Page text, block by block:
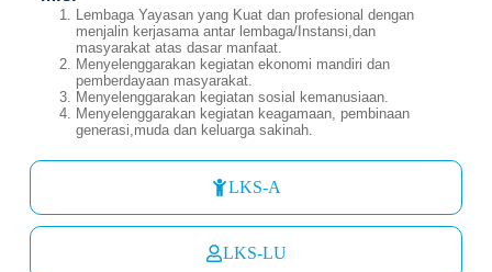
LKS-A
LKS-LU
Lembaga Yayasan yang Kuat dan profesional dengan
menjalin kerjasama antar lembaga/Instansi,dan
masyarakat atas dasar manfaat.
Menyelenggarakan kegiatan ekonomi mandiri dan
pemberdayaan masyarakat.
Menyelenggarakan kegiatan sosial kemanusiaan.
Menyelenggarakan kegiatan keagamaan, pembinaan
generasi,muda dan keluarga sakinah.